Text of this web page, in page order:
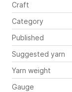
Craft
Category
Published
Suggested yarn
Yarn weight
Gauge